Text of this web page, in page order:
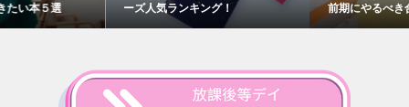
ーズ人気ランキング！
前期にやるべき合格対策とは